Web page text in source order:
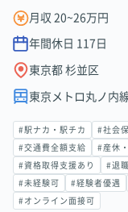
月収 20~26万円
年間休日 117 日
東京都 杉並区
東京メトロ丸ノ内
#駅ナカ・駅チカ #社会
#交通費全額支給 #産休
#資格取得支援あり #退
#未経験可 #経験者優遇
#オンライン面接可